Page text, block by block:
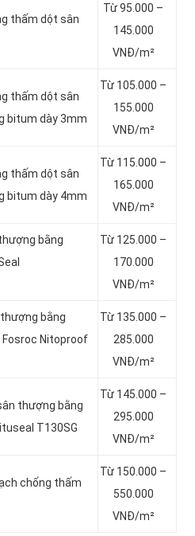
thấm dột sân
Từ 95.000 –
145.000
VNĐ/m²
thấm dột sân
bitum dày 3mm
Từ 105.000 –
155.000
VNĐ/m²
thấm dột sân
bitum dày 4mm
Từ 115.000 –
165.000
VNĐ/m²
bằng
Từ 125.000 –
170.000
VNĐ/m²
bằng
Fosroc Nitoproof
Từ 135.000 –
285.000
VNĐ/m²
thượng bằng
T130SG
Từ 145.000 –
295.000
VNĐ/m²
chống thấm
Từ 150.000 –
550.000
VNĐ/m²